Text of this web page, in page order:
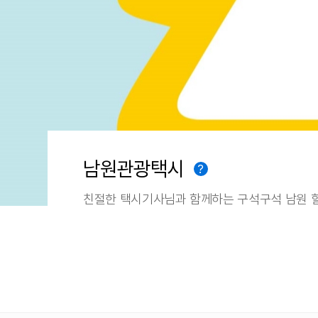
남원관광택시 ?
친절한 택시기사님과 함께하는 구석구석 남원